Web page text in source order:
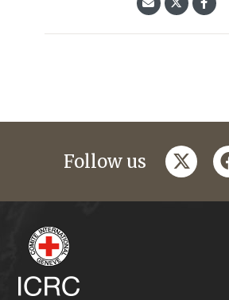
Follow us twitter